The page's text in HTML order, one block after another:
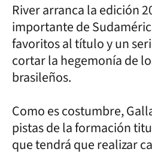
River arranca la edición
importante de
favoritos al título y un
cortar la hegemonía de
brasileños.
Como es costumbre,
pistas de la formación
que tendrá que realizar